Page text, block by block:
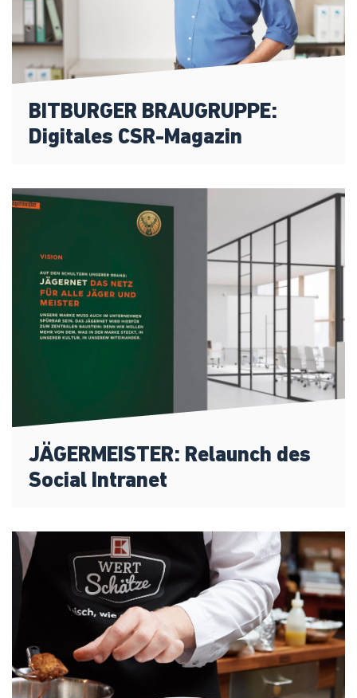
BITBURGER BRAUGRUPPE:
Digitales CSR-Magazin
JÄGERMEISTER: Relaunch des
Social Intranet